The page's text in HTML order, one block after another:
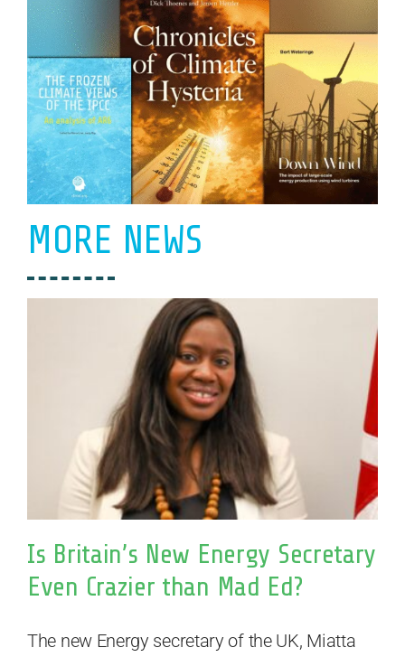
MORE NEWS
Is Britain’s New Energy Secretary
Even Crazier than Mad Ed?
The new Energy secretary of the UK, Miatta